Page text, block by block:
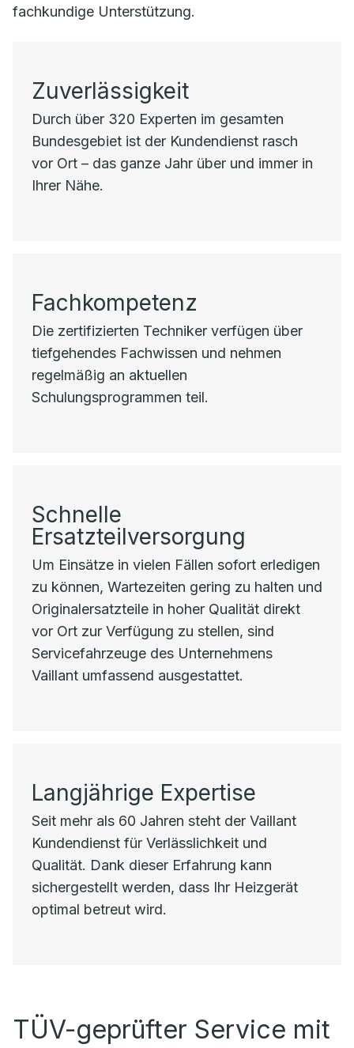
fachkundige Unterstützung.
Zuverlässigkeit
Durch über 320 Experten im gesamten
Bundesgebiet ist der Kundendienst rasch
vor Ort – das ganze Jahr über und immer in
Ihrer Nähe.
Fachkompetenz
Die zertifizierten Techniker verfügen über
tiefgehendes Fachwissen und nehmen
regelmäßig an aktuellen
Schulungsprogrammen teil.
Schnelle
Ersatzteilversorgung
Um Einsätze in vielen Fällen sofort erledigen
zu können, Wartezeiten gering zu halten und
Originalersatzteile in hoher Qualität direkt
vor Ort zur Verfügung zu stellen, sind
Servicefahrzeuge des Unternehmens
Vaillant umfassend ausgestattet.
Langjährige Expertise
Seit mehr als 60 Jahren steht der Vaillant
Kundendienst für Verlässlichkeit und
Qualität. Dank dieser Erfahrung kann
sichergestellt werden, dass Ihr Heizgerät
optimal betreut wird.
TÜV-geprüfter Service mit